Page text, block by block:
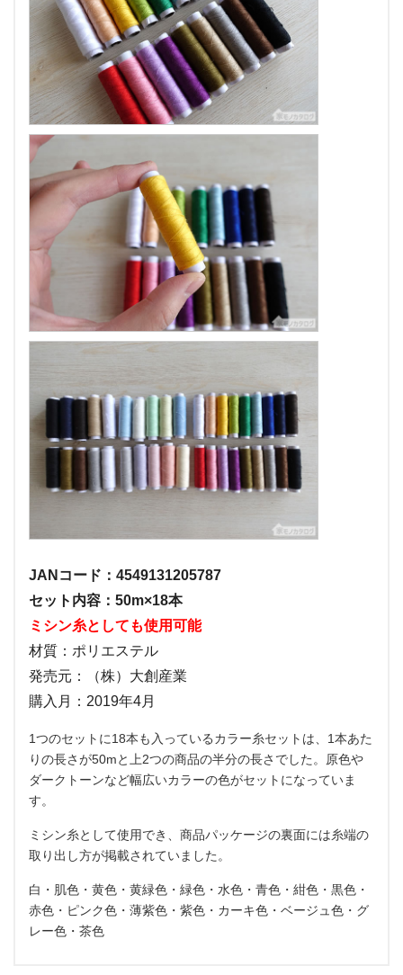
JANコード：4549131205787
セット内容：50m×18本
ミシン糸としても使用可能
材質：ポリエステル
発売元：（株）大創産業
購入月：2019年4月
1つのセットに18本も入っているカラー糸セットは、1本あた
りの長さが50mと上2つの商品の半分の長さでした。原色や
ダークトーンなど幅広いカラーの色がセットになっていま
す。
ミシン糸として使用でき、商品パッケージの裏面には糸端の
取り出し方が掲載されていました。
白・肌色・黄色・黄緑色・緑色・水色・青色・紺色・黒色・
赤色・ピンク色・薄紫色・紫色・カーキ色・ベージュ色・グ
レー色・茶色